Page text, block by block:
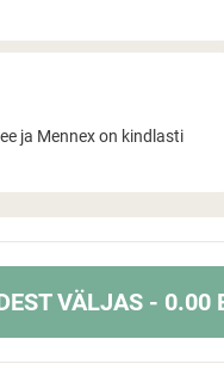
ja Mennex on kindlasti
VÄLJAS - 0.00